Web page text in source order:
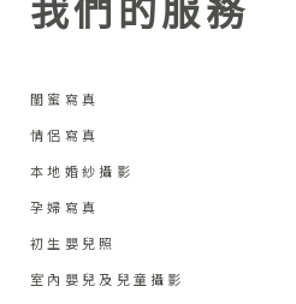
我們的服務
閨蜜寫真
情侶寫真
本地婚紗攝影
孕婦寫真
初生嬰兒照
室內嬰兒及兒童攝影